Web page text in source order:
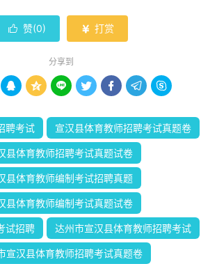
 赞(0)  打赏
分享到
      
聘考试 宣汉县体育教师招聘考试真题卷
县体育教师招聘考试真题试卷
县体育教师编制考试招聘真题
县体育教师编制考试真题试卷
试招聘 达州市宣汉县体育教师招聘考试
宣汉县体育教师招聘考试真题卷